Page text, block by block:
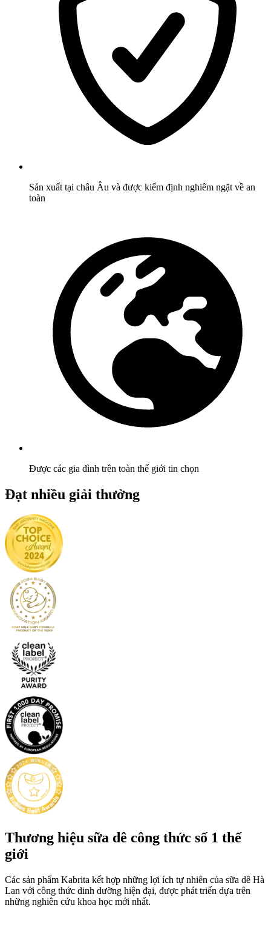
Sản xuất tại châu Âu và được kiểm định nghiêm ngặt về an
toàn
Được các gia đình trên toàn thế giới tin chọn
Đạt nhiều giải thưởng
Thương hiệu sữa dê công thức số 1 thế
giới
Các sản phẩm Kabrita kết hợp những lợi ích tự nhiên của sữa dê Hà
Lan với công thức dinh dưỡng hiện đại, được phát triển dựa trên
những nghiên cứu khoa học mới nhất.